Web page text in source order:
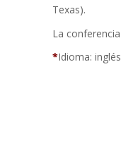
Texas).
La conferencia
*Idioma: inglés